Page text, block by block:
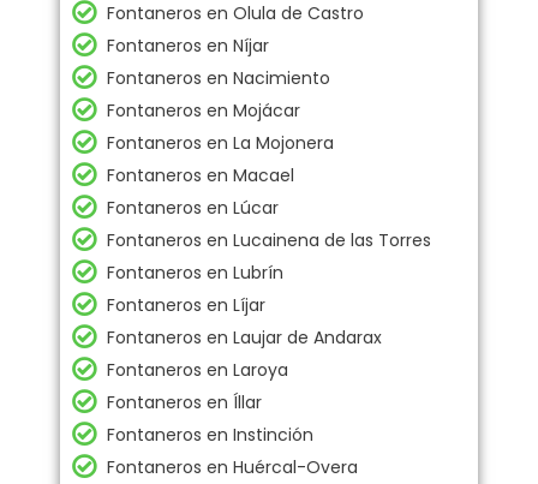
Fontaneros en Olula de Castro
Fontaneros en Níjar
Fontaneros en Nacimiento
Fontaneros en Mojácar
Fontaneros en La Mojonera
Fontaneros en Macael
Fontaneros en Lúcar
Fontaneros en Lucainena de las Torres
Fontaneros en Lubrín
Fontaneros en Líjar
Fontaneros en Laujar de Andarax
Fontaneros en Laroya
Fontaneros en Íllar
Fontaneros en Instinción
Fontaneros en Huércal-Overa